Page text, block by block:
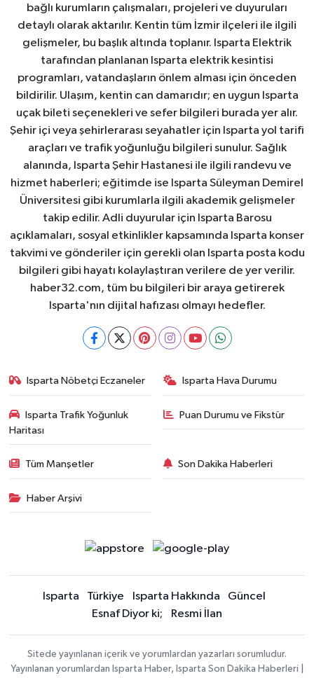
bağlı kurumların çalışmaları, projeleri ve duyuruları
detaylı olarak aktarılır. Kentin tüm İzmir ilçeleri ile ilgili
gelişmeler, bu başlık altında toplanır. Isparta Elektrik
tarafından planlanan Isparta elektrik kesintisi
programları, vatandaşların önlem alması için önceden
bildirilir. Ulaşım, kentin can damarıdır; en uygun Isparta
uçak bileti seçenekleri ve sefer bilgileri burada yer alır.
Şehir içi veya şehirlerarası seyahatler için Isparta yol tarifi
araçları ve trafik yoğunluğu bilgileri sunulur. Sağlık
alanında, Isparta Şehir Hastanesi ile ilgili randevu ve
hizmet haberleri; eğitimde ise Isparta Süleyman Demirel
Üniversitesi gibi kurumlarla ilgili akademik gelişmeler
takip edilir. Adli duyurular için Isparta Barosu
açıklamaları, sosyal etkinlikler kapsamında Isparta konser
takvimi ve gönderiler için gerekli olan Isparta posta kodu
bilgileri gibi hayatı kolaylaştıran verilere de yer verilir.
haber32.com, tüm bu bilgileri bir araya getirerek
Isparta'nın dijital hafızası olmayı hedefler.
Isparta Nöbetçi Eczaneler Isparta Hava Durumu
Isparta Trafik Yoğunluk
Haritası
Puan Durumu ve Fikstür
Tüm Manşetler Son Dakika Haberleri
Haber Arşivi
Isparta Türkiye Isparta Hakkında
Güncel
Esnaf Diyor ki;
Resmi İlan
Sitede yayınlanan içerik ve yorumlardan yazarları sorumludur.
Yayınlanan yorumlardan Isparta Haber, Isparta Son Dakika Haberleri |